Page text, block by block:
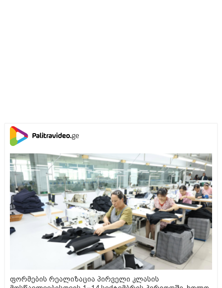
ფორმების რეალიზაცია პირველი კლასის